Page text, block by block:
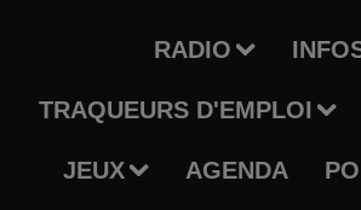
RADIO
TRAQUEURS D'EMPLOI
JEUX AGENDA